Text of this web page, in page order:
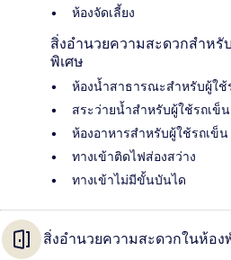
ห้องจัดเลี้ยง
สิ่งอำนวยความสะดวกสำหรั
พิเศษ
ห้องน้ำสาธารณะสำหรับผู้ใช้
สระว่ายน้ำสำหรับผู้ใช้รถเข็น
ห้องอาหารสำหรับผู้ใช้รถเข็น
ทางเข้าติดไฟส่องสว่าง
ทางเข้าไม่มีขั้นบันได
สิ่งอำนวยความสะดวกในห้อง